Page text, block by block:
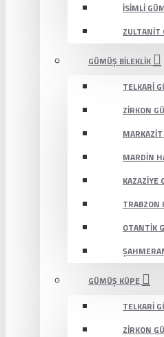
İSIMLI
ZULTANIT
GÜMÜŞ BILEKLIK
TELKARI
ZIRKON
MARDIN
KAZAZIYE
TRABZON
OTANTIK
GÜMÜŞ KÜPE
TELKARI
ZIRKON